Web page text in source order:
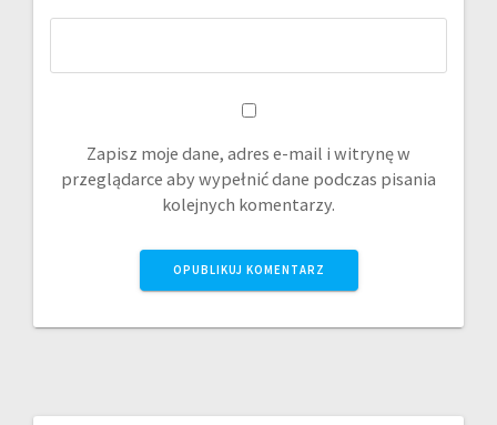
Zapisz moje dane, adres e-mail i witrynę w
przeglądarce aby wypełnić dane podczas pisania
kolejnych komentarzy.